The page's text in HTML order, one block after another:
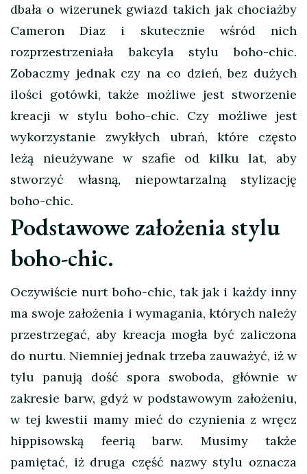
dbała o wizerunek gwiazd takich jak chociażby
Cameron Diaz i skutecznie wśród nich
rozprzestrzeniała bakcyla stylu boho-chic.
Zobaczmy jednak czy na co dzień, bez dużych
ilości gotówki, także możliwe jest stworzenie
kreacji w stylu boho-chic. Czy możliwe jest
wykorzystanie zwykłych ubrań, które często
leżą nieużywane w szafie od kilku lat, aby
stworzyć własną, niepowtarzalną stylizację
boho-chic.
Podstawowe założenia stylu
boho-chic.
Oczywiście nurt boho-chic, tak jak i każdy inny
ma swoje założenia i wymagania, których należy
przestrzegać, aby kreacja mogła być zaliczona
do nurtu. Niemniej jednak trzeba zauważyć, iż w
tylu panują dość spora swoboda, głównie w
zakresie barw, gdyż w podstawowym założeniu,
w tej kwestii mamy mieć do czynienia z wręcz
hippisowską feerią barw. Musimy także
pamiętać, iż druga część nazwy stylu oznacza